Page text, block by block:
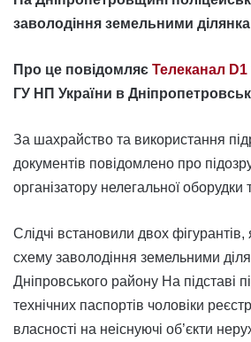
заволодіння земельними
Про це повідомляє Телеканал D1
ГУ НП України в
За шахрайство та використання
документів повідомлено про
організатору нелегальної оборудки
Слідчі встановили двох фігурантів,
схему заволодіння земельними
Дніпровського району На підставі
технічних паспортів чоловіки
власності на неіснуючі об’єкти